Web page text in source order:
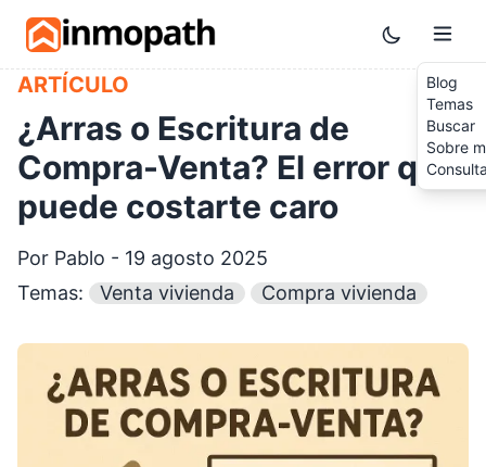
Skip to main content
Toggle
Blog
Temas
Buscar
Sobre
ARTÍCULO
¿Arras o Escritura de
Compra-Venta? El error que
puede costarte caro
Por Pablo - 19 agosto 2025
Temas:
Venta vivienda Compra vivienda